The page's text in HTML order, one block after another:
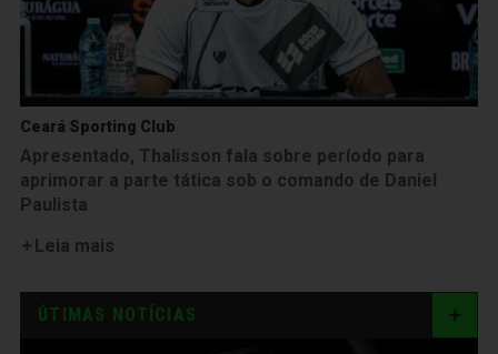
Ceará Sporting Club
Apresentado, Thalisson fala sobre período para
aprimorar a parte tática sob o comando de Daniel
Paulista
Leia mais
ÚTIMAS NOTÍCIAS